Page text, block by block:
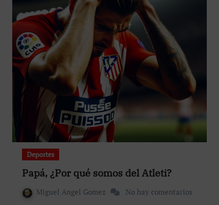
Deportes
Papá, ¿Por qué somos del Atleti?
Miguel Angel Gomez No hay comentarios